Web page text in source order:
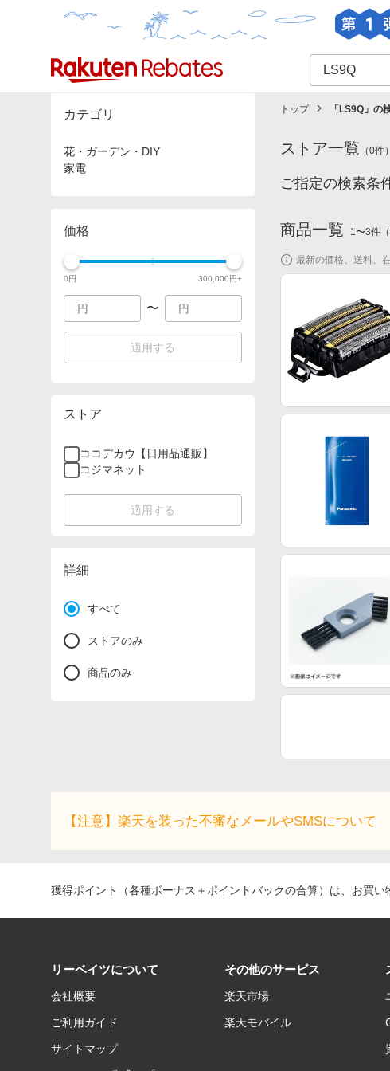
カテゴリー一覧 イベント一覧
カテゴリ
花・ガーデン・DIY
家電
価格
0円 300,000円+
〜
適用する
ストア
ココデカウ【日用品通販】
コジマネット
適用する
詳細
すべて
ストアのみ
商品のみ
トップ 「 LS9Q 」の
ストア一覧 （0件）
ご指定の検索条
商品一覧 1〜3件 （
最新の価格、送料、
【注意】楽天を装った不審なメールやSMSについて
獲得ポイント（各種ボーナス＋ポイントバックの合算）は、お買
リーベイツについて
会社概要
ご利用ガイド
サイトマップ
その他のサービス
楽天市場
楽天モバイル